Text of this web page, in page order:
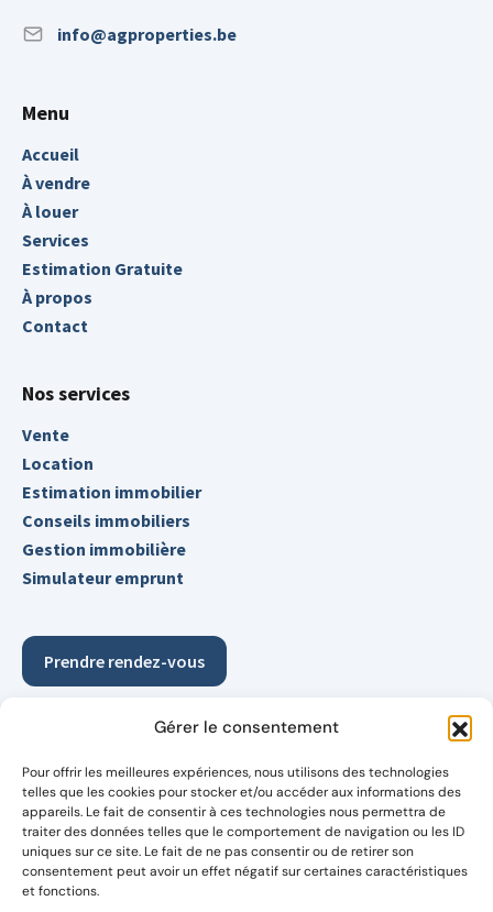
Gérer le consentement
Pour offrir les meilleures expériences, nous utilisons des technologies
telles que les cookies pour stocker et/ou accéder aux informations des
appareils. Le fait de consentir à ces technologies nous permettra de
traiter des données telles que le comportement de navigation ou les ID
uniques sur ce site. Le fait de ne pas consentir ou de retirer son
consentement peut avoir un effet négatif sur certaines caractéristiques
et fonctions.
info@agproperties.be
Menu
Accueil
À vendre
À louer
Services
Estimation Gratuite
À propos
Contact
Nos services
Vente
Location
Estimation immobilier
Conseils immobiliers
Gestion immobilière
Simulateur emprunt
Prendre rendez-vous
Demander votre estimation détaillée et gratuite pour
Suivez-nous également sur les réseaux